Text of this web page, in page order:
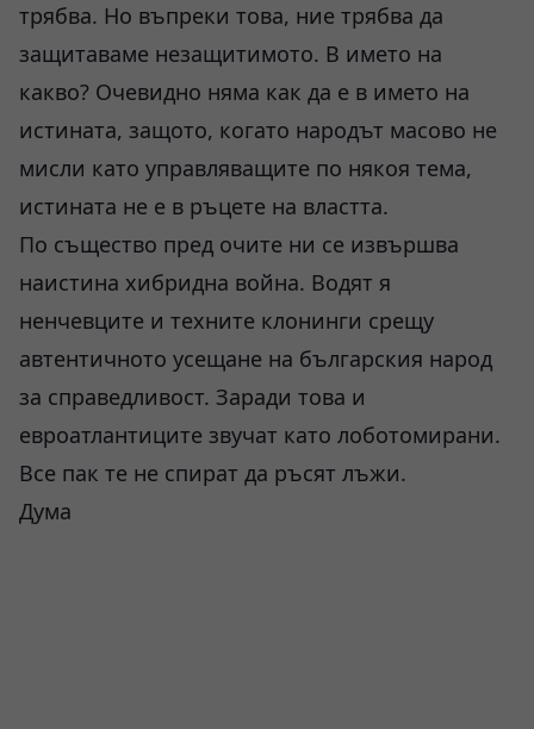
трябва. Но въпреки това, ние трябва да
защитаваме незащитимото. В името на
какво? Очевидно няма как да е в името на
истината, защото, когато народът масово не
мисли като управляващите по някоя тема,
истината не е в ръцете на властта.
По същество пред очите ни се извършва
наистина хибридна война. Водят я
ненчевците и техните клонинги срещу
автентичното усещане на българския народ
за справедливост. Заради това и
евроатлантиците звучат като лоботомирани.
Все пак те не спират да ръсят лъжи.
Дума